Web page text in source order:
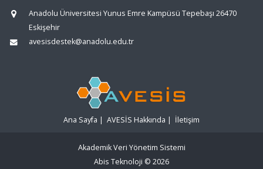
Anadolu Üniversitesi Yunus Emre Kampüsü Tepebaşı 26470
Eskişehir
avesisdestek@anadolu.edu.tr
Ana Sayfa | AVESİS Hakkında | İletişim
Akademik Veri Yönetim Sistemi
Abis Teknoloji © 2026